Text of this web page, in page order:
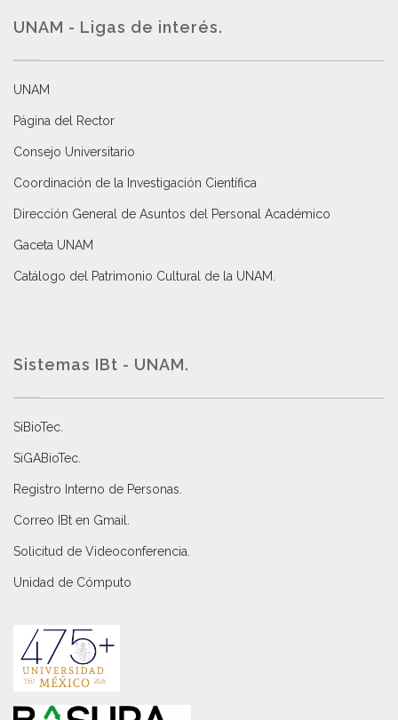
UNAM - Ligas de interés.
UNAM
Página del Rector
Consejo Universitario
Coordinación de la Investigación Científica
Dirección General de Asuntos del Personal Académico
Gaceta UNAM
Catálogo del Patrimonio Cultural de la UNAM.
Sistemas IBt - UNAM.
SiBioTec
SiGABioTec.
Registro Interno de Personas
Correo IBt en Gmail
Solicitud de Videoconferencia.
Unidad de Cómputo